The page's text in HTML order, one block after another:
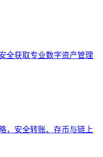
全获取专业数字资产管理
，安全转账、存币与链上